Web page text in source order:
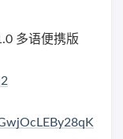
多语便携版